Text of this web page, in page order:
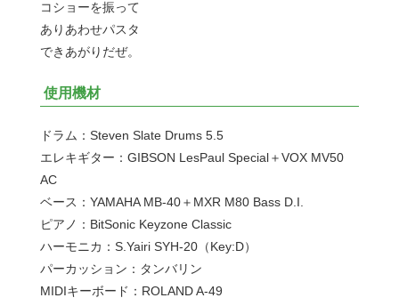
コショーを振って
ありあわせパスタ
できあがりだぜ。
使用機材
ドラム：Steven Slate Drums 5.5
エレキギター：GIBSON LesPaul Special＋VOX MV50
AC
ベース：YAMAHA MB-40＋MXR M80 Bass D.I.
ピアノ：BitSonic Keyzone Classic
ハーモニカ：S.Yairi SYH-20（Key:D）
パーカッション：タンバリン
MIDIキーボード：ROLAND A-49